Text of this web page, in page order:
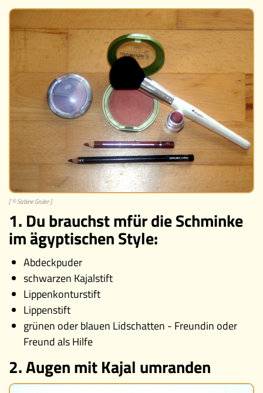
[ © Sabine Gruler ]
1. Du brauchst mfür die Schminke
im ägyptischen Style:
Abdeckpuder
schwarzen Kajalstift
Lippenkonturstift
Lippenstift
grünen oder blauen Lidschatten - Freundin oder
Freund als Hilfe
2. Augen mit Kajal umranden